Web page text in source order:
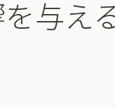
与え